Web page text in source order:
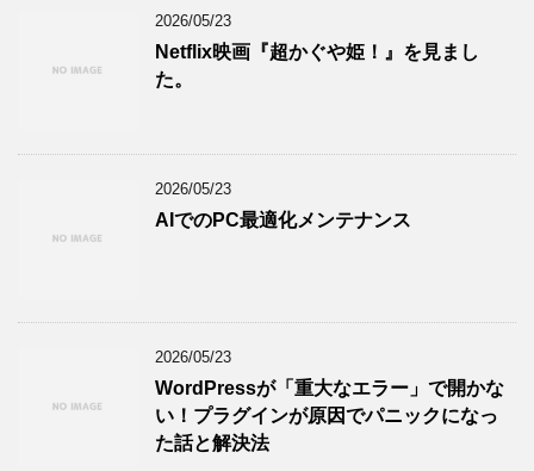
2026/05/23
Netflix映画『超かぐや姫！』を見まし
た。
2026/05/23
AIでのPC最適化メンテナンス
2026/05/23
WordPressが「重大なエラー」で開かな
い！プラグインが原因でパニックになっ
た話と解決法